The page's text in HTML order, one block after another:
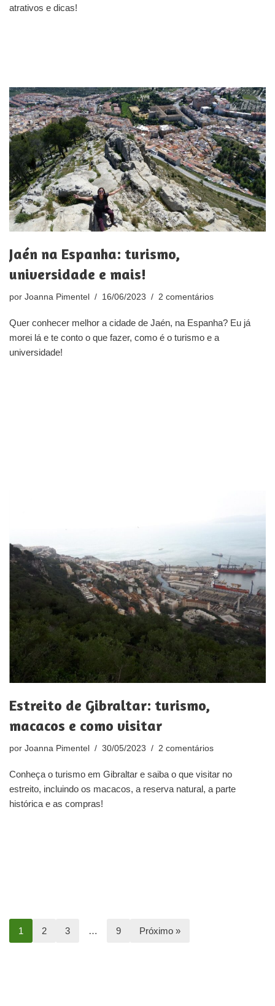
atrativos e dicas!
Jaén na Espanha: turismo,
universidade e mais!
por Joanna Pimentel 16/06/2023 2 comentários
Quer conhecer melhor a cidade de Jaén, na Espanha? Eu já
morei lá e te conto o que fazer, como é o turismo e a
universidade!
Estreito de Gibraltar: turismo,
macacos e como visitar
por Joanna Pimentel 30/05/2023 2 comentários
Conheça o turismo em Gibraltar e saiba o que visitar no
estreito, incluindo os macacos, a reserva natural, a parte
histórica e as compras!
1 2 3 … 9 Próximo »